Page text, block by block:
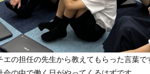
の担任の先生から教えてもらった言葉で